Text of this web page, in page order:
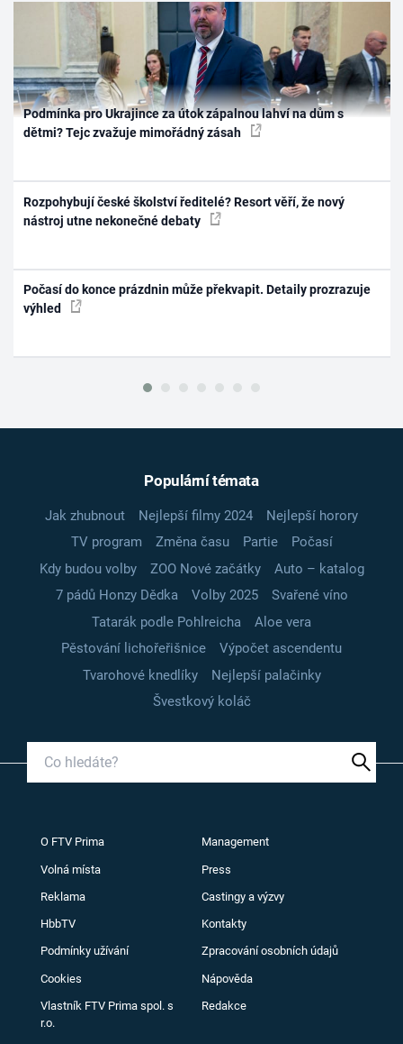
Podmínka pro Ukrajince za útok zápalnou lahví na dům s
dětmi? Tejc zvažuje mimořádný zásah
Rozpohybují české školství ředitelé? Resort věří, že nový
nástroj utne nekonečné debaty
Počasí do konce prázdnin může překvapit. Detaily prozrazuje
výhled
Populární témata
Jak zhubnout Nejlepší filmy 2024
Nejlepší horory
TV program
Změna času Partie
Počasí
Kdy budou volby
ZOO Nové začátky
Auto – katalog
7 pádů Honzy Dědka
Volby 2025
Svařené víno
Tatarák podle Pohlreicha
Aloe vera
Pěstování lichořeřišnice
Výpočet ascendentu
Tvarohové knedlíky
Nejlepší palačinky
Švestkový koláč
O FTV Prima Management
Volná místa Press
Reklama Castingy a výzvy
HbbTV Kontakty
Podmínky užívání Zpracování osobních údajů
Cookies Nápověda
Vlastník FTV Prima spol. s
r.o.
Redakce